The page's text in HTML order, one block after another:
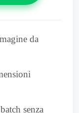
da
senza